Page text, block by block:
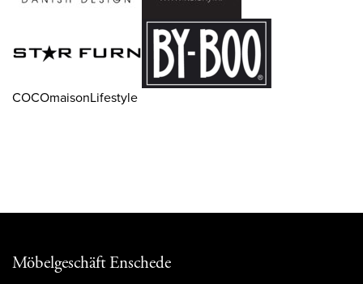
COCOmaisonLifestyle
Möbelgeschäft Enschede